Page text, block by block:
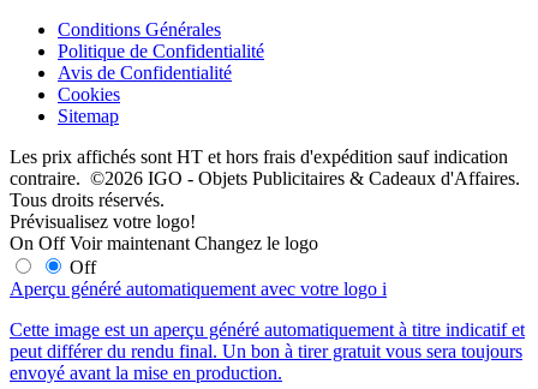
Conditions Générales
Politique de Confidentialité
Avis de Confidentialité
Cookies
Sitemap
Les prix affichés sont HT et hors frais d'expédition sauf indication
contraire. ©2026 IGO - Objets Publicitaires & Cadeaux d'Affaires.
Tous droits réservés.
Prévisualisez votre logo!
On Off Voir maintenant Changez le logo
Off
Aperçu généré automatiquement avec votre logo i
Cette image est un aperçu généré automatiquement à titre indicatif et
peut différer du rendu final. Un bon à tirer gratuit vous sera toujours
envoyé avant la mise en production.